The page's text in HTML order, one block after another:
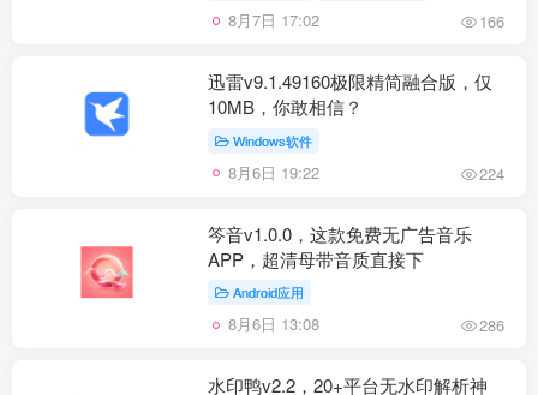
8月7日 17:02 166
迅雷v9.1.49160极限精简融合版，仅
10MB，你敢相信？
Windows软件
8月6日 19:22 224
笒音v1.0.0，这款免费无广告音乐
APP，超清母带音质直接下
Android应用
8月6日 13:08 286
水印鸭v2.2，20+平台无水印解析神